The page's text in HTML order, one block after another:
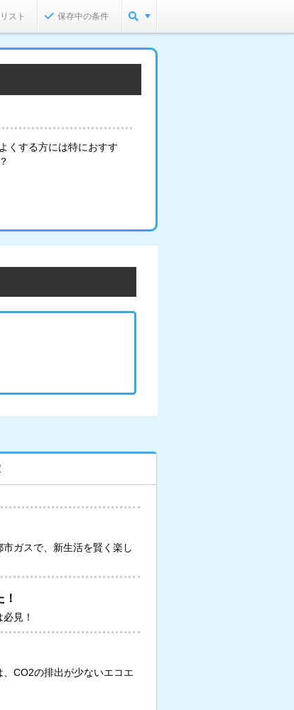
スト 保存中の条件
くする方には特におすす
ガスで、新生活を賢く楽し
見！
CO2の排出が少ないエコエ